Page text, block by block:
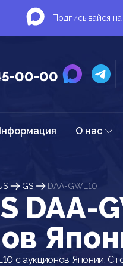
Подписывайся
00-00
О нас
GS DAA-GWL10
DAA-
с аукционов Японии.